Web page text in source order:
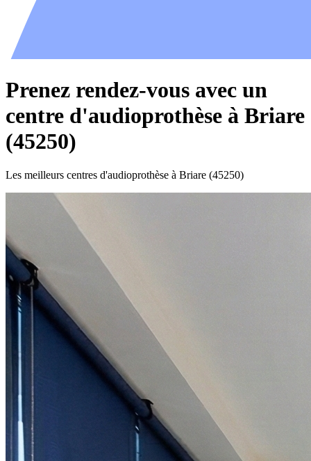
Prenez rendez-vous avec un
centre d'audioprothèse à Briare
(45250)
Les meilleurs centres d'audioprothèse à Briare (45250)